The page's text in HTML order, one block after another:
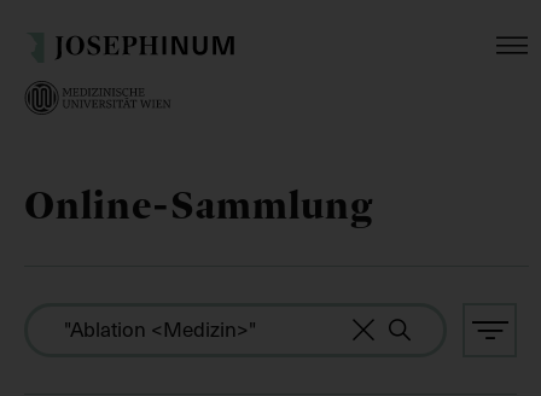
Online-Sammlung